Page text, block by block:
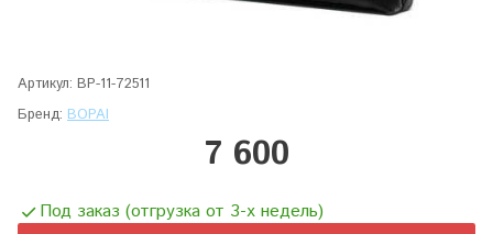
Артикул: BP-11-72511
Бренд: BOPAI
7 600
Под заказ (отгрузка от 3-х недель)